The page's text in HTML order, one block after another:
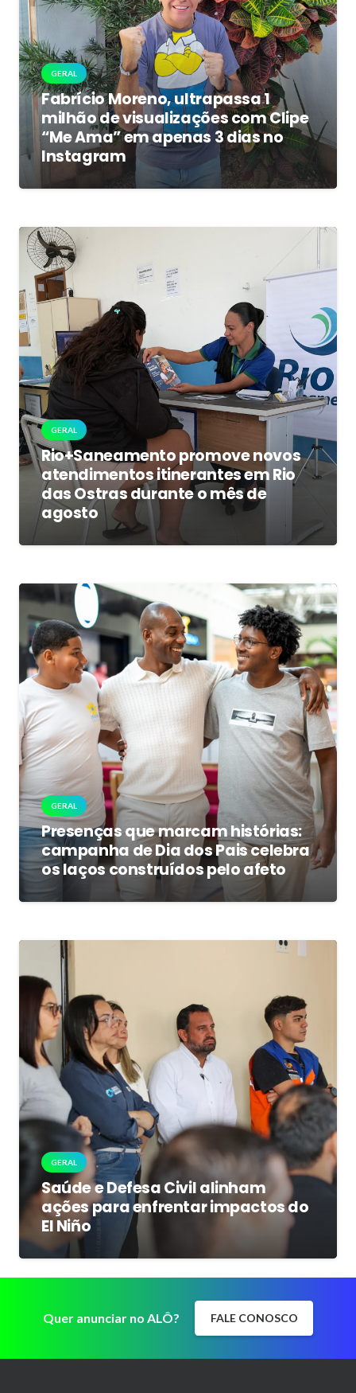
GERAL
Fabrício Moreno, ultrapassa 1
milhão de visualizações com Clipe
“Me Ama” em apenas 3 dias no
Instagram
GERAL
Rio+Saneamento promove novos
atendimentos itinerantes em Rio
das Ostras durante o mês de
agosto
GERAL
Presenças que marcam histórias:
campanha de Dia dos Pais celebra
os laços construídos pelo afeto
GERAL
Saúde e Defesa Civil alinham
ações para enfrentar impactos do
El Niño
Quer anunciar no ALÔ? FALE CONOSCO